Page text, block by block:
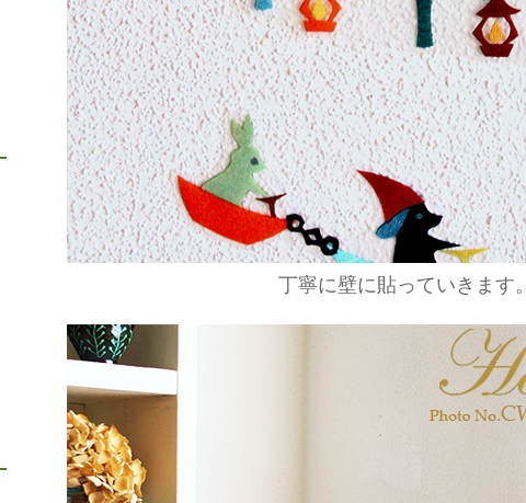
丁寧に壁に貼っていきます